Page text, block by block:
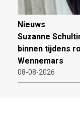
Nieuws
Suzanne
binnen tijdens
Wennemars
08-08-2026